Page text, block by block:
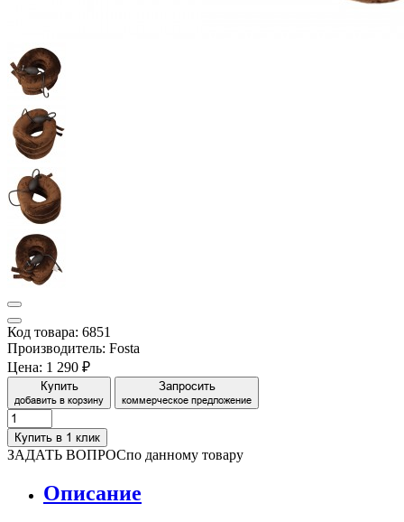
Код товара: 6851
Производитель: Fosta
Цена: 1 290 ₽
Купить
добавить в корзину
Запросить
коммерческое предложение
Купить в 1 клик
ЗАДАТЬ ВОПРОСпо данному товару
Описание